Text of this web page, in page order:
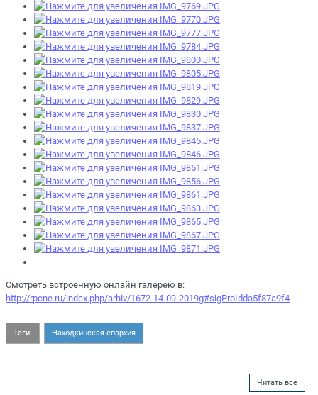
Смотреть встроенную онлайн галерею в:
http://rpcne.ru/index.php/arhiv/1672-14-09-2019g#sigProIdda5f87a9f4
Теги: Находкинская епархия
Читать все